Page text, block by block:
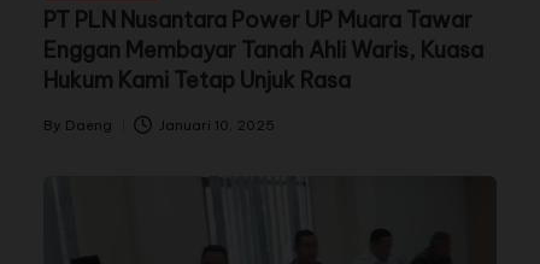
PT PLN Nusantara Power UP Muara Tawar
Enggan Membayar Tanah Ahli Waris, Kuasa
Hukum Kami Tetap Unjuk Rasa
By Daeng Januari 10, 2025